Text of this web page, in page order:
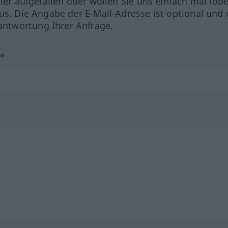
Die Angabe der E-Mail-Adresse ist optional und
Ihrer Anfrage.